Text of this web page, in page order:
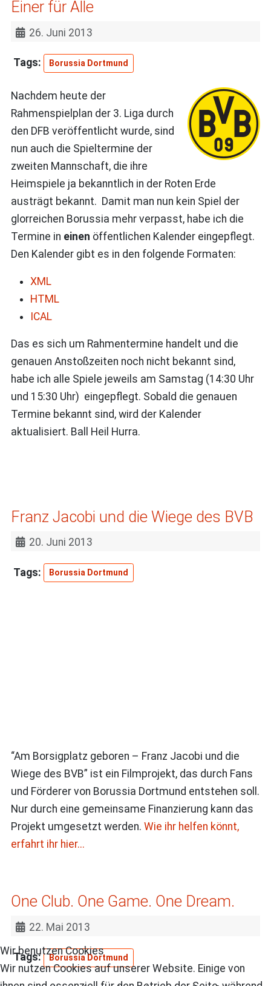
Einer für Alle
26. Juni 2013
Borussia Dortmund
Nachdem heute der
Rahmenspielplan der 3. Liga durch
den DFB veröffentlicht wurde, sind
nun auch die Spieltermine der
zweiten Mannschaft, die ihre
Heimspiele ja bekanntlich in der Roten Erde
austrägt bekannt. Damit man nun kein Spiel der
glorreichen Borussia mehr verpasst, habe ich die
Termine in einen öffentlichen Kalender eingepflegt.
Den Kalender gibt es in den folgende Formaten:
XML
HTML
ICAL
Das es sich um Rahmentermine handelt und die
genauen Anstoßzeiten noch nicht bekannt sind,
habe ich alle Spiele jeweils am Samstag (14:30 Uhr
und 15:30 Uhr) eingepflegt. Sobald die genauen
Termine bekannt sind, wird der Kalender
aktualisiert. Ball Heil Hurra.
Franz Jacobi und die Wiege des BVB
20. Juni 2013
Borussia Dortmund
“Am Borsigplatz geboren – Franz Jacobi und die
Wiege des BVB” ist ein Filmprojekt, das durch Fans
und Förderer von Borussia Dortmund entstehen soll.
Nur durch eine gemeinsame Finanzierung kann das
Projekt umgesetzt werden. Wie ihr helfen könnt,
erfahrt ihr hier...
One Club. One Game. One Dream.
22. Mai 2013
Borussia Dortmund
Wir benutzen Cookies
Wir nutzen Cookies auf unserer Website. Einige von